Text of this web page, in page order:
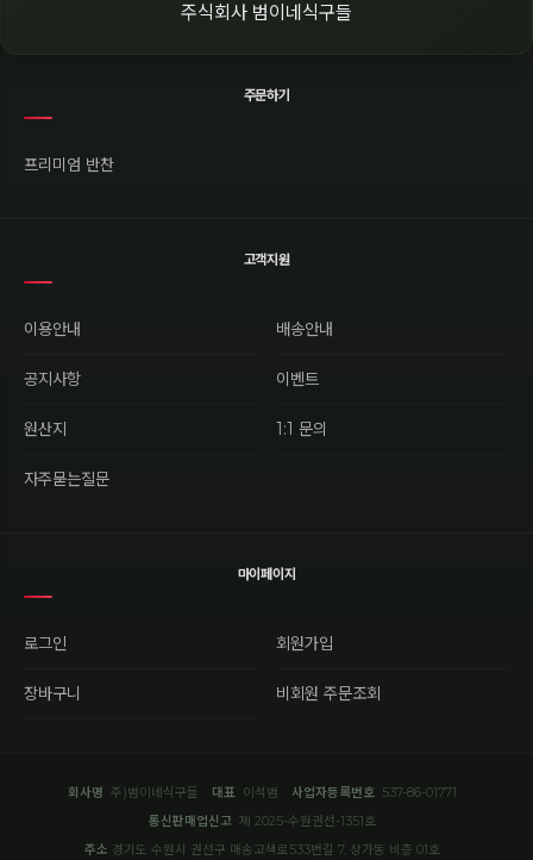
주식회사 범이네식구들
주문하기
프리미엄 반찬
고객지원
이용안내 배송안내
공지사항 이벤트
원산지 1:1 문의
자주묻는질문
마이페이지
로그인 회원가입
장바구니 비회원 주문조회
회사명 주)범이네식구들 대표 이석범 사업자등록번호 537-86-01771
통신판매업신고 제 2025-수원권선-1351호
주소 경기도 수원시 권선구 매송고색로533번길 7, 상가동 비층 01호